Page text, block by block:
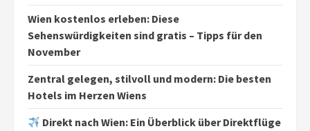
Wien kostenlos erleben: Diese
Sehenswürdigkeiten sind gratis – Tipps für den
November
Zentral gelegen, stilvoll und modern: Die besten
Hotels im Herzen Wiens
Direkt nach Wien: Ein Überblick über Direktflüge